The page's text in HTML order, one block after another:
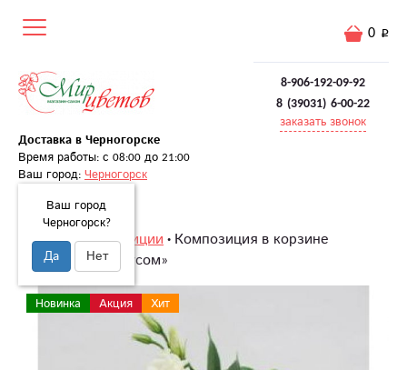
8-906-192-09-92
8 (39031) 6-00-22
заказать звонок
Доставка в Черногорске
Время работы: с 08:00 до 21:00
Ваш город: Черногорск
Ваш город
Черногорск?
Да Нет
0
Главная Композиции Композиция в корзине
«Скромно, со вкусом»
Новинка Акция Хит